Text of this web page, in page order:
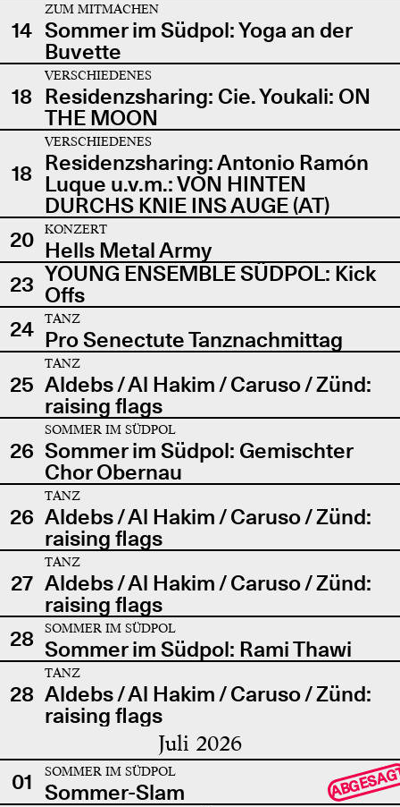
14
ZUM MITMACHEN
Sommer im Südpol: Yoga an der
Buvette
18
VERSCHIEDENES
Residenzsharing: Cie. Youkali: ON
THE MOON
18
VERSCHIEDENES
Residenzsharing: Antonio Ramón
Luque u.v.m.: VON HINTEN
DURCHS KNIE INS AUGE (AT)
20
KONZERT
Hells Metal Army
23 YOUNG ENSEMBLE SÜDPOL: Kick
Offs
24
TANZ
Pro Senectute Tanznachmittag
25
TANZ
Aldebs / Al Hakim / Caruso / Zünd:
raising flags
26
SOMMER IM SÜDPOL
Sommer im Südpol: Gemischter
Chor Obernau
26
TANZ
Aldebs / Al Hakim / Caruso / Zünd:
raising flags
27
TANZ
Aldebs / Al Hakim / Caruso / Zünd:
raising flags
28
SOMMER IM SÜDPOL
Sommer im Südpol: Rami Thawi
28
TANZ
Aldebs / Al Hakim / Caruso / Zünd:
raising flags
Juli 2026
01 SOMMER IM SÜDPOL
Sommer-Slam